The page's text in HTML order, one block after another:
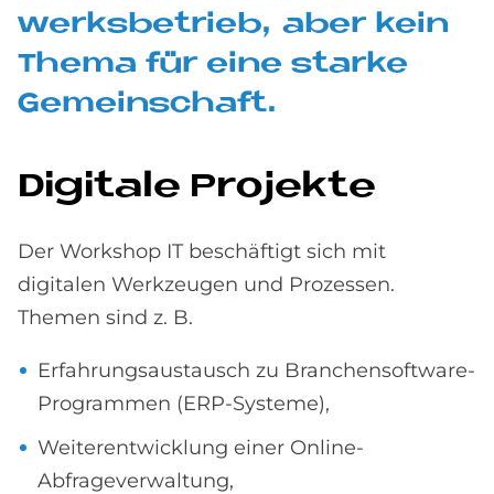
werks­be­trieb, aber kein
The­ma für eine star­ke
Ge­mein­schaft.
Di­gi­ta­le Pro­jek­te
Der Workshop IT beschäftigt sich mit
digitalen Werkzeugen und Prozessen.
Themen sind z. B.
Erfahrungsaustausch zu Branchensoftware-
Programmen (ERP-Systeme),
Weiterentwicklung einer Online-
Abfrageverwaltung,